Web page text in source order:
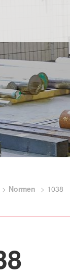
Normen 1038